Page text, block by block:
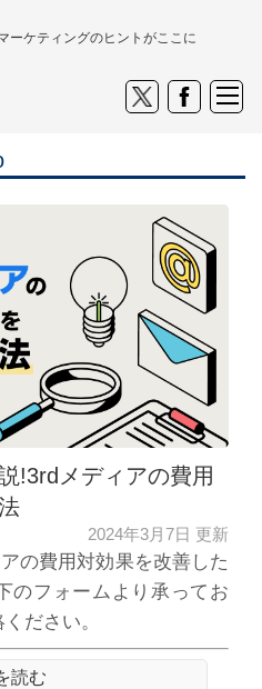
ーケティングのヒントがここに
!3rdメディアの費用
2024年3月7日 更新
の費用対効果を改善した
のフォームより承ってお
ださい。
読む